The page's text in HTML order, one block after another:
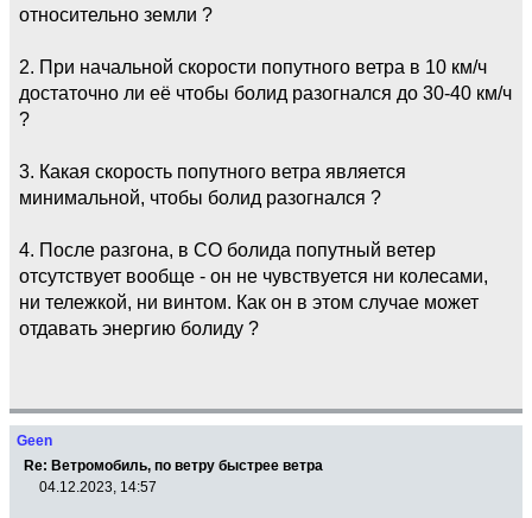
относительно земли ?
2. При начальной скорости попутного ветра в 10 км/ч
достаточно ли её чтобы болид разогнался до 30-40 км/ч
?
3. Какая скорость попутного ветра является
минимальной, чтобы болид разогнался ?
4. После разгона, в СО болида попутный ветер
отсутствует вообще - он не чувствуется ни колесами,
ни тележкой, ни винтом. Как он в этом случае может
отдавать энергию болиду ?
Geen
Re: Ветромобиль, по ветру быстрее ветра
04.12.2023, 14:57